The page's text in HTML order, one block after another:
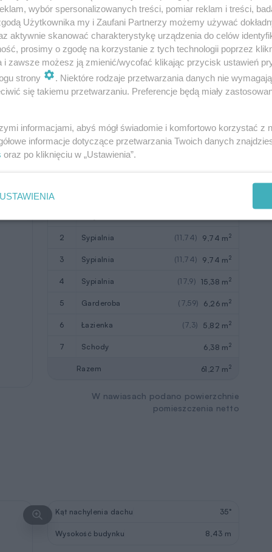
Razem 75,76 m
8 garaż 33,6 m2
T taras 24,32 m2
W nawiasach podano powierzchnie
2 sypialnia (11,74) 9,74 m2
3 sypialnia (11,74) 9,74 m2
4 sypialnia (17,9) 15,38 m2
5 garderoba (7,59) 6,26 m2
6 łazienka (7,3) 5,82 m2
7 schody 6,38 m2
Razem 61,27 m2
W nawiasach podano powierzchnie
pomieszczenia netto
Kąt nachylenia dachu 35°
Wysokość budynku 8,43 m
wybór spersonalizowanych treści, pomiar reklam i treści,
Użytkownika my i Zaufani Partnerzy możemy używać
aktywnie skanować charakterystykę urządzenia do celów
prosimy o zgodę na korzystanie z tych technologii poprzez
i zawsze możesz ją zmienić/wycofać klikając przycisk ustawień
strony
. Niektóre rodzaje przetwarzania danych nie
się takiemu przetwarzaniu. Preferencje będą miały
informacjami, abyś mógł świadomie i komfortowo korzystać z
informacje dotyczące przetwarzania Twoich danych
oraz po kliknięciu w „Ustawienia”.
USTAWIENIA